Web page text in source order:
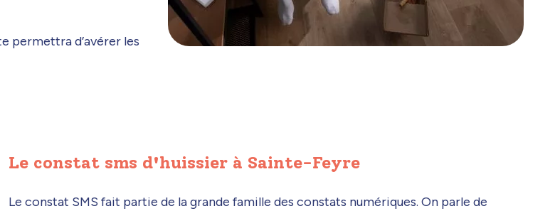
permettra d’avérer les
Le constat sms d'huissier à Sainte-Feyre
Le constat SMS fait partie de la grande famille des constats numériques. On parle de